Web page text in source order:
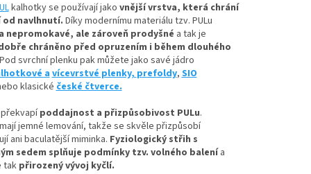
kalhotky se používají jako vnější vrstva, která chrání
od navlhnutí.Díkymodernímu materiálu tzv. PULu
nepromokavé, ale zároveň prodyšné a tak je
chráněno před opruzením i během dlouhého
Pod svrchní plenku pak můžete jako savé jádro
avícevrstvé plenky,prefoldy,SIO
klasickéčeské čtverce.
poddajnost a přizpůsobivost PULu.
jemné lemování, takže se skvěle přizpůsobí
ani baculatější miminka. Fyziologický střih s
sedem splňuje podmínky tzv. volného balenía
takpřirozený vývoj kyčlí.